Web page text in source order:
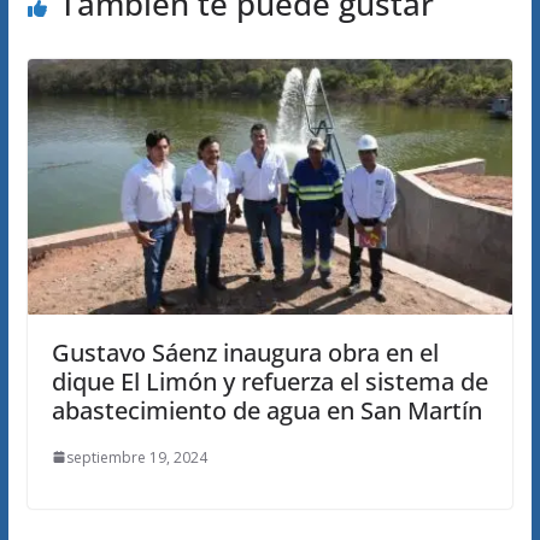
Gustavo Sáenz inaugura obra en el
dique El Limón y refuerza el sistema de
abastecimiento de agua en San Martín
septiembre 19, 2024